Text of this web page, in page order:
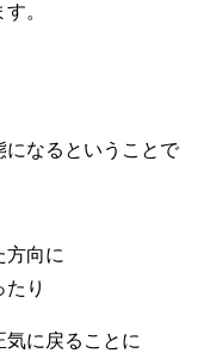
。
になるということで
方向に
り
に戻ることに